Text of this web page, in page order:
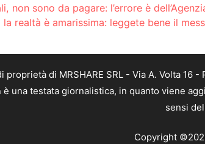
non sono da pagare: l’errore è
realtà è amarissima: leggete bene il
proprietà di MRSHARE SRL - Via A. Volta 16
è una testata giornalistica, in quanto viene
sensi
Copyright